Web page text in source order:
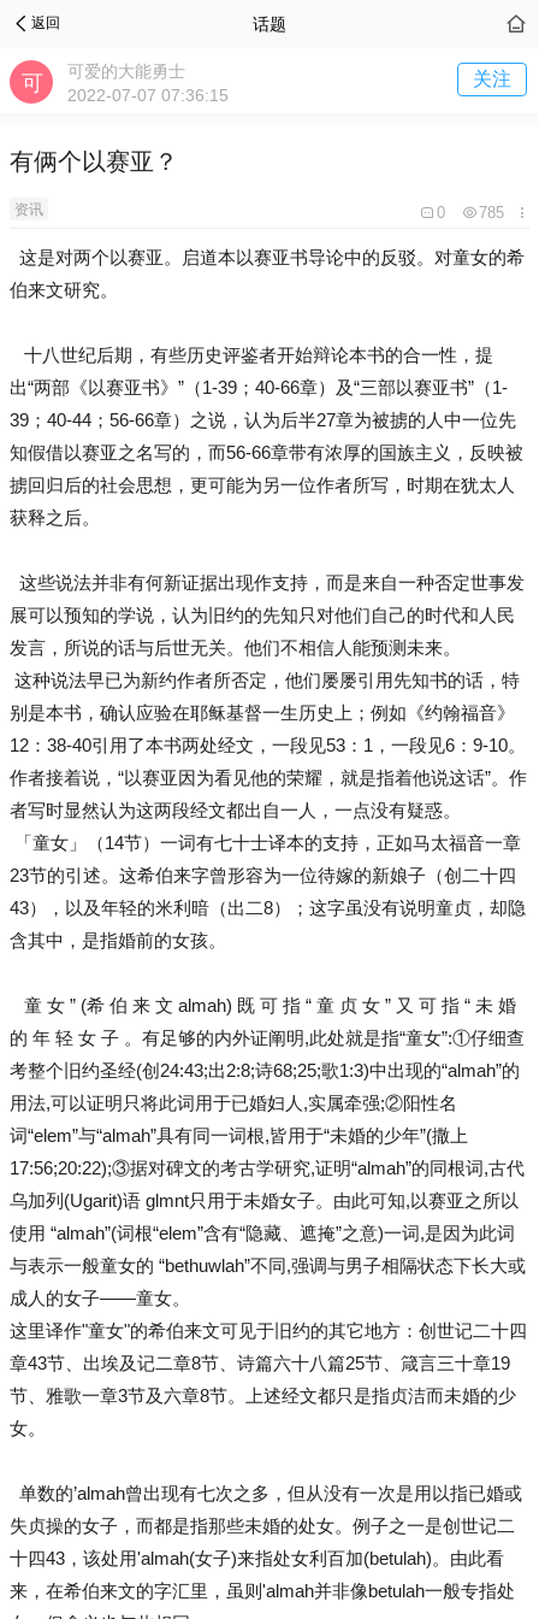
返回 话题
可爱的大能勇士
2022-07-07 07:36:15
关注
有俩个以赛亚？
资讯 0 785
这是对两个以赛亚。启道本以赛亚书导论中的反驳。对童女的希
伯来文研究。
十八世纪后期，有些历史评鉴者开始辩论本书的合一性，提
出“两部《以赛亚书》”（1-39；40-66章）及“三部以赛亚书”（1-
39；40-44；56-66章）之说，认为后半27章为被掳的人中一位先
知假借以赛亚之名写的，而56-66章带有浓厚的国族主义，反映被
掳回归后的社会思想，更可能为另一位作者所写，时期在犹太人
获释之后。
这些说法并非有何新证据出现作支持，而是来自一种否定世事发
展可以预知的学说，认为旧约的先知只对他们自己的时代和人民
发言，所说的话与后世无关。他们不相信人能预测未来。
这种说法早已为新约作者所否定，他们屡屡引用先知书的话，特
别是本书，确认应验在耶稣基督一生历史上；例如《约翰福音》
12：38-40引用了本书两处经文，一段见53：1，一段见6：9-10。
作者接着说，“以赛亚因为看见他的荣耀，就是指着他说这话”。作
者写时显然认为这两段经文都出自一人，一点没有疑惑。
「童女」（14节）一词有七十士译本的支持，正如马太福音一章
23节的引述。这希伯来字曾形容为一位待嫁的新娘子（创二十四
43），以及年轻的米利暗（出二8）；这字虽没有说明童贞，却隐
含其中，是指婚前的女孩。
童 女 ” (希 伯 来 文 almah) 既 可 指 “ 童 贞 女 ” 又 可 指 “ 未 婚
的 年 轻 女 子 。有足够的内外证阐明,此处就是指“童女”:①仔细查
考整个旧约圣经(创24:43;出2:8;诗68;25;歌1:3)中出现的“almah”的
用法,可以证明只将此词用于已婚妇人,实属牵强;②阳性名
词“elem”与“almah”具有同一词根,皆用于“未婚的少年”(撒上
17:56;20:22);③据对碑文的考古学研究,证明“almah”的同根词,古代
乌加列(Ugarit)语 glmnt只用于未婚女子。由此可知,以赛亚之所以
使用 “almah”(词根“elem”含有“隐藏、遮掩”之意)一词,是因为此词
与表示一般童女的 “bethuwlah”不同,强调与男子相隔状态下长大或
成人的女子——童女。
这里译作"童女"的希伯来文可见于旧约的其它地方：创世记二十四
章43节、出埃及记二章8节、诗篇六十八篇25节、箴言三十章19
节、雅歌一章3节及六章8节。上述经文都只是指贞洁而未婚的少
女。
单数的’almah曾出现有七次之多，但从没有一次是用以指已婚或
失贞操的女子，而都是指那些未婚的处女。例子之一是创世记二
十四43，该处用'almah(女子)来指处女利百加(betulah)。由此看
来，在希伯来文的字汇里，虽则'almah并非像betulah一般专指处